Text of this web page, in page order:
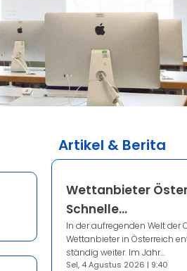
Artikel & Berita
Wettanbieter
Schnelle...
In der aufregenden Welt der
Wettanbieter in Österreich
ständig weiter. Im Jahr...
Sel, 4 Agustus 2026 | 9:40